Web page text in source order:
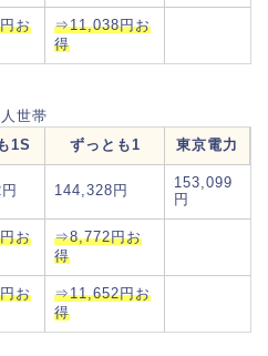
お
⇒11,038円お
得
世帯
1S
ずっとも1 東京電力
144,328円
153,099
円
お
⇒8,772円お
得
お
⇒11,652円お
得